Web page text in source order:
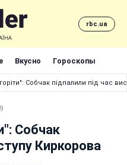
rbc.ua
Вкусно Гороскопы
Собчак підпалили під час
Собчак
Киркорова